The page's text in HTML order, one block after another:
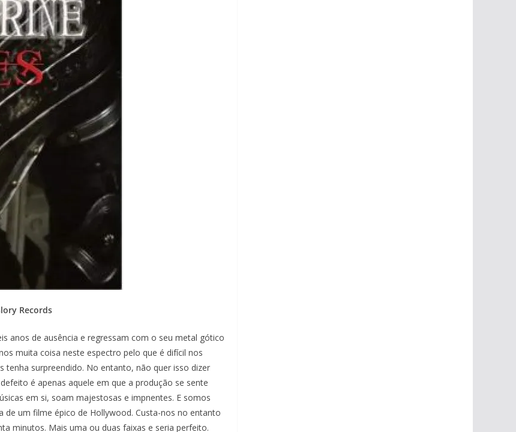
Records
anos de ausência e regressam com o seu metal gótico
muita coisa neste espectro pelo que é difícil nos
tenha surpreendido. No entanto, não quer isso dizer
é apenas aquele em que a produção se sente
em si, soam majestosas e impnentes. E somos
um filme épico de Hollywood. Custa-nos no entanto
minutos. Mais uma ou duas faixas e seria perfeito.